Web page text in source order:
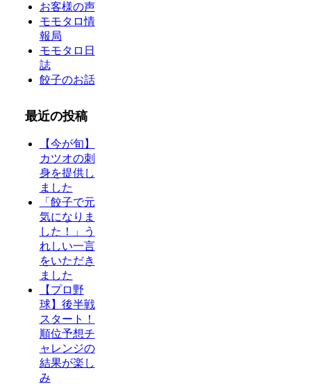
お客様の声
モモタロ情
報局
モモタロ日
誌
餃子のお話
最近の投稿
【今が旬】
カツオの刺
身を提供し
ました
「餃子で元
気になりま
した！」う
れしい一言
をいただき
ました
【プロ野
球】後半戦
スタート！
順位予想チ
ャレンジの
結果が楽し
み